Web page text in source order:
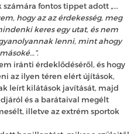
számára fontos tippet adott „…
hogy az az érdekesség, meg
keres egy utat, és nem
lenni, mint ahogy
.
iránti érdeklődéséről, és hogy
az ilyen téren elért újítások,
leírt kilátások javítását, majd
és a barátaival megélt
illetve az extrém sportok